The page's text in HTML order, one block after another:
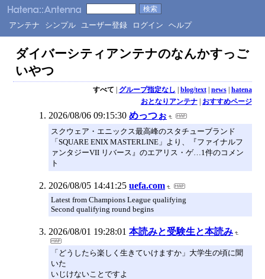
アンテナ シンプル ユーザー登録 ログイン ヘルプ
ダイバーシティアンテナのなんかすっご
いやつ
すべて | グループ指定なし | blog/text| news| hatena
おとなりアンテナ| おすすめページ
2026/08/06 09:15:30 めっつぉ
スクウェア・エニックス最高峰のスタチューブランド
「SQUARE ENIX MASTERLINE」より、『ファイナルフ
ァンタジーVII リバース』のエアリス・ゲ…1件のコメン
ト
2026/08/05 14:41:25 uefa.com
Latest from Champions League qualifying
Second qualifying round begins
2026/08/01 19:28:01 本読みと受験生と本読み
「どうしたら楽しく生きていけますか」大学生の頃に聞
いた
いじけないことですよ